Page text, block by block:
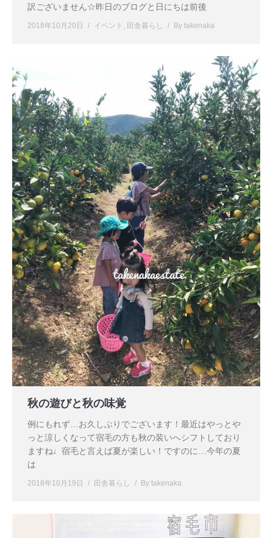
訳ございません☆昨日のブログと日にちは前後
2018年10月20日 イベント 田舎暮らし By takenaka
秋の遊びと秋の味覚
例にもれず…お久しぶりでございます！最近はやっとや
っと涼しくなって宿毛の方も秋の装いへシフトしており
ますね♩宿毛と言えば夏が楽しい！ですのに…今年の夏
は
2018年10月19日 田舎暮らし By takenaka